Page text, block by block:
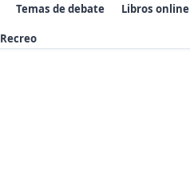
Temas de debate Libros online
Recreo